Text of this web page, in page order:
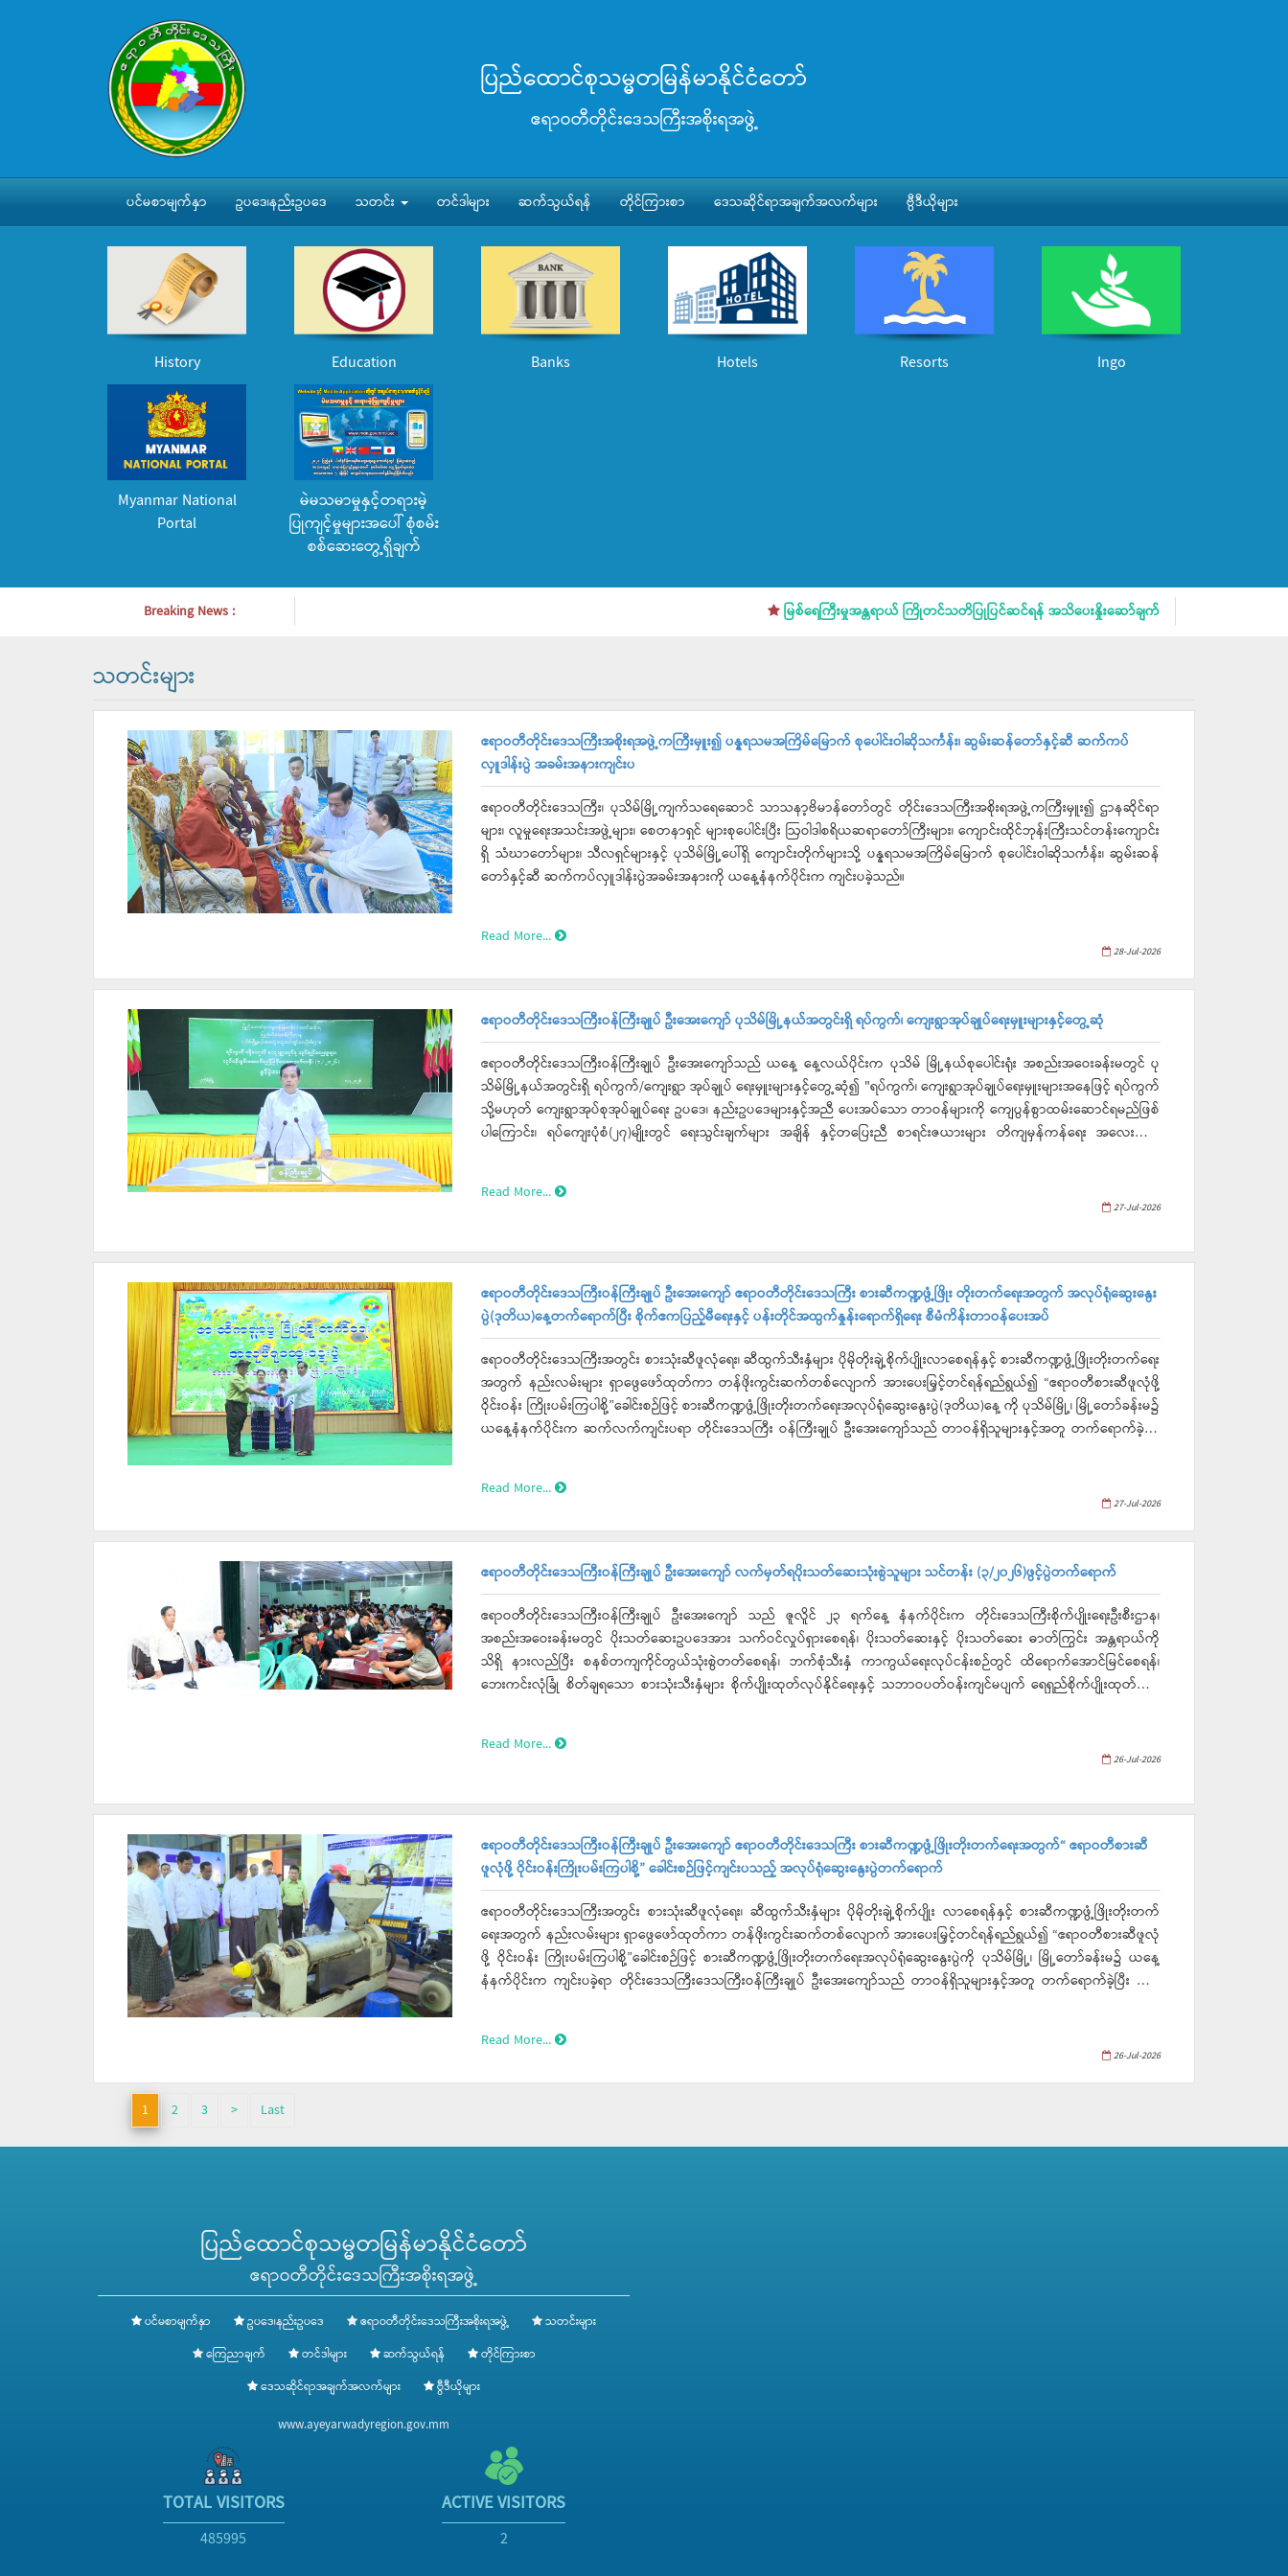
ပြည်ထောင်စုသမ္မတမြန်မာနိုင်ငံတော်
ဧရာဝတီတိုင်းဒေသကြီးအစိုးရအဖွဲ့
ပင်မစာမျက်နှာ ဥပဒေ၊နည်းဥပဒေ သတင်း တင်ဒါများ ဆက်သွယ်ရန် တိုင်ကြားစာ ဒေသဆိုင်ရာအချက်အလက်များ ဗွီဒီယိုများ
History Education Banks Hotels Resorts Ingo
Myanmar National
Portal
မဲမသမာမှုနှင့်တရားမဲ့
ပြုကျင့်မှုများအပေါ် စုံစမ်း
စစ်ဆေးတွေ့ရှိချက်
Breaking News : မြစ်ရေကြီးမှုအန္တရာယ် ကြိုတင်သတိပြုပြင်ဆင်ရန် အသိပေးနှိုးဆော်ချက်
သတင်းများ
ဧရာဝတီတိုင်းဒေသကြီးအစိုးရအဖွဲ့ကကြီးမှူး၍ ပန္နရသမအကြိမ်မြောက် စုပေါင်းဝါဆိုသင်္ကန်း၊ ဆွမ်းဆန်တော်နှင့်ဆီ ဆက်ကပ်
လှူဒါန်းပွဲ အခမ်းအနားကျင်းပ
ဧရာဝတီတိုင်းဒေသကြီး၊ ပုသိမ်မြို့ကျက်သရေဆောင် သာသနာ့ဗိမာန်တော်တွင် တိုင်းဒေသကြီးအစိုးရအဖွဲ့ကကြီးမှူး၍ ဌာနဆိုင်ရာ
များ၊ လူမှုရေးအသင်းအဖွဲ့များ၊ စေတနာရှင် များစုပေါင်းပြီး ဩဝါဒါစရိယဆရာတော်ကြီးများ၊ ကျောင်းထိုင်ဘုန်းကြီးသင်တန်းကျောင်း
ရှိ သံဃာတော်များ၊ သီလရှင်များနှင့် ပုသိမ်မြို့ပေါ်ရှိ ကျောင်းတိုက်များသို့ ပန္နရသမအကြိမ်မြောက် စုပေါင်းဝါဆိုသင်္ကန်း၊ ဆွမ်းဆန်
တော်နှင့်ဆီ ဆက်ကပ်လှူဒါန်းပွဲအခမ်းအနားကို ယနေ့နံနက်ပိုင်းက ကျင်းပခဲ့သည်။
Read More...
28-Jul-2026
ဧရာဝတီတိုင်းဒေသကြီးဝန်ကြီးချုပ် ဦးအေးကျော် ပုသိမ်မြို့နယ်အတွင်းရှိ ရပ်ကွက်၊ ကျေးရွာအုပ်ချုပ်ရေးမှူးများနှင့်တွေ့ဆုံ
ဧရာဝတီတိုင်းဒေသကြီးဝန်ကြီးချုပ် ဦးအေးကျော်သည် ယနေ့ နေ့လယ်ပိုင်းက ပုသိမ် မြို့နယ်စုပေါင်းရုံး အစည်းအဝေးခန်းမတွင် ပု
သိမ်မြို့နယ်အတွင်းရှိ ရပ်ကွက်/ကျေးရွာ အုပ်ချုပ် ရေးမှူးများနှင့်တွေ့ဆုံ၍ "ရပ်ကွက်၊ ကျေးရွာအုပ်ချုပ်ရေးမှူးများအနေဖြင့် ရပ်ကွက်
သို့မဟုတ် ကျေးရွာအုပ်စုအုပ်ချုပ်ရေး ဥပဒေ၊ နည်းဥပဒေများနှင့်အညီ ပေးအပ်သော တာဝန်များကို ကျေပွန်စွာထမ်းဆောင်ရမည်ဖြစ်
ပါကြောင်း၊ ရပ်ကျေးပုံစံ(၂၇)မျိုးတွင် ရေးသွင်းချက်များ အချိန် နှင့်တပြေးညီ စာရင်းဇယားများ တိကျမှန်ကန်ရေး အလေးထား
Read More...
27-Jul-2026
ဧရာဝတီတိုင်းဒေသကြီးဝန်ကြီးချုပ် ဦးအေးကျော် ဧရာဝတီတိုင်းဒေသကြီး စားဆီကဏ္ဍဖွံ့ဖြိုး တိုးတက်ရေးအတွက် အလုပ်ရုံဆွေးနွေး
ပွဲ(ဒုတိယ)နေ့တက်ရောက်ပြီး စိုက်ဧကပြည့်မီရေးနှင့် ပန်းတိုင်အထွက်နှုန်းရောက်ရှိရေး စီမံကိန်းတာဝန်ပေးအပ်
ဧရာဝတီတိုင်းဒေသကြီးအတွင်း စားသုံးဆီဖူလုံရေး၊ ဆီထွက်သီးနှံများ ပိုမိုတိုးချဲ့စိုက်ပျိုးလာစေရန်နှင့် စားဆီကဏ္ဍဖွံ့ဖြိုးတိုးတက်ရေး
အတွက် နည်းလမ်းများ ရှာဖွေဖော်ထုတ်ကာ တန်ဖိုးကွင်းဆက်တစ်လျောက် အားပေးမြှင့်တင်ရန်ရည်ရွယ်၍ “ဧရာဝတီစားဆီဖူလုံဖို့
ဝိုင်းဝန်း ကြိုးပမ်းကြပါစို့”ခေါင်းစဉ်ဖြင့် စားဆီကဏ္ဍဖွံ့ဖြိုးတိုးတက်ရေးအလုပ်ရုံဆွေးနွေးပွဲ(ဒုတိယ)နေ့ ကို ပုသိမ်မြို့၊ မြို့တော်ခန်းမ၌
ယနေ့နံနက်ပိုင်းက ဆက်လက်ကျင်းပရာ တိုင်းဒေသကြီး ဝန်ကြီးချုပ် ဦးအေးကျော်သည် တာဝန်ရှိသူများနှင့်အတူ တက်ရောက်ခဲ့ပြီး
Read More...
27-Jul-2026
ဧရာဝတီတိုင်းဒေသကြီးဝန်ကြီးချုပ် ဦးအေးကျော် လက်မှတ်ရပိုးသတ်ဆေးသုံးစွဲသူများ သင်တန်း (၃/၂၀၂၆)ဖွင့်ပွဲတက်ရောက်
ဧရာဝတီတိုင်းဒေသကြီးဝန်ကြီးချုပ် ဦးအေးကျော် သည် ဇူလိူင် ၂၃ ရက်နေ့ နံနက်ပိုင်းက တိုင်းဒေသကြီးစိုက်ပျိုးရေးဦးစီးဌာန၊
အစည်းအဝေးခန်းမတွင် ပိုးသတ်ဆေးဥပဒေအား သက်ဝင်လှုပ်ရှားစေရန်၊ ပိုးသတ်ဆေးနှင့် ပိုးသတ်ဆေး ဓာတ်ကြွင်း အန္တရာယ်ကို
သိရှိ နားလည်ပြီး စနစ်တကျကိုင်တွယ်သုံးစွဲတတ်စေရန်၊ ဘက်စုံသီးနှံ ကာကွယ်ရေးလုပ်ငန်းစဉ်တွင် ထိရောက်အောင်မြင်စေရန်၊
ဘေးကင်းလုံခြုံ စိတ်ချရသော စားသုံးသီးနှံများ စိုက်ပျိုးထုတ်လုပ်နိုင်ရေးနှင့် သဘာဝပတ်ဝန်းကျင်မပျက် ရေရှည်စိုက်ပျိုးထုတ်လုပ်
ပြီး သင်တန်းသား၊ သင်တန်းသူများအား ရင်းရင်းနှီးနှီးနှုတ်ဆက်ခဲ့ကြောင်း သိရှိရပါသည်။
Read More...
26-Jul-2026
ဧရာဝတီတိုင်းဒေသကြီးဝန်ကြီးချုပ် ဦးအေးကျော် ဧရာဝတီတိုင်းဒေသကြီး စားဆီကဏ္ဍဖွံ့ဖြိုးတိုးတက်ရေးအတွက်“ ဧရာဝတီစားဆီ
ဖူလုံဖို့ ဝိုင်းဝန်းကြိုးပမ်းကြပါစို့” ခေါင်းစဉ်ဖြင့်ကျင်းပသည့် အလုပ်ရုံဆွေးနွေးပွဲတက်ရောက်
ဧရာဝတီတိုင်းဒေသကြီးအတွင်း စားသုံးဆီဖူလုံရေး၊ ဆီထွက်သီးနှံများ ပိုမိုတိုးချဲ့စိုက်ပျိုး လာစေရန်နှင့် စားဆီကဏ္ဍဖွံ့ဖြိုးတိုးတက်
ရေးအတွက် နည်းလမ်းများ ရှာဖွေဖော်ထုတ်ကာ တန်ဖိုးကွင်းဆက်တစ်လျောက် အားပေးမြှင့်တင်ရန်ရည်ရွယ်၍ “ဧရာဝတီစားဆီဖူလုံ
ဖို့ ဝိုင်းဝန်း ကြိုးပမ်းကြပါစို့”ခေါင်းစဉ်ဖြင့် စားဆီကဏ္ဍဖွံ့ဖြိုးတိုးတက်ရေးအလုပ်ရုံဆွေးနွေးပွဲကို ပုသိမ်မြို့၊ မြို့တော်ခန်းမ၌ ယနေ့
နံနက်ပိုင်းက ကျင်းပခဲ့ရာ တိုင်းဒေသကြီးဒေသကြီးဝန်ကြီးချုပ် ဦးအေးကျော်သည် တာဝန်ရှိသူများနှင့်အတူ တက်ရောက်ခဲ့ပြီး ဌာန
Read More...
26-Jul-2026
1 2 3 > Last
ပြည်ထောင်စုသမ္မတမြန်မာနိုင်ငံတော်
ဧရာဝတီတိုင်းဒေသကြီးအစိုးရအဖွဲ့
ပင်မစာမျက်နှာ ဥပဒေ၊နည်းဥပဒေ ဧရာဝတီတိုင်းဒေသကြီးအစိုးရအဖွဲ့
သတင်းများ
ကြေညာချက်
တင်ဒါများ ဆက်သွယ်ရန်
တိုင်ကြားစာ
ဒေသဆိုင်ရာအချက်အလက်များ
ဗွီဒီယိုများ
www.ayeyarwadyregion.gov.mm
TOTAL VISITORS
485995
ACTIVE VISITORS
2